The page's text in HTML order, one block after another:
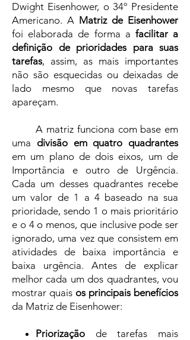
Dwight Eisenhower, o 34º Presidente
Americano. A Matriz de Eisenhower
foi elaborada de forma a facilitar a
definição de prioridades para suas
tarefas, assim, as mais importantes
não são esquecidas ou deixadas de
lado mesmo que novas tarefas
apareçam.
A matriz funciona com base em
uma divisão em quatro quadrantes
em um plano de dois eixos, um de
Importância e outro de Urgência.
Cada um desses quadrantes recebe
um valor de 1 a 4 baseado na sua
prioridade, sendo 1 o mais prioritário
e o 4 o menos, que inclusive pode ser
ignorado, uma vez que consistem em
atividades de baixa importância e
baixa urgência. Antes de explicar
melhor cada um dos quadrantes, vou
mostrar quais os principais benefícios
da Matriz de Eisenhower:
Priorização de tarefas mais